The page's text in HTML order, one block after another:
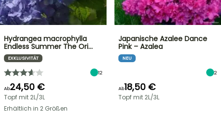
Hydrangea macrophylla
Endless Summer The Ori…
EXKLUSIVITÄT
12
Ab24,50 €
Topf mit 2L/3L
Erhältlich in 2 Größen
Japanische Azalee Dance
Pink – Azalea
NEU
2
Ab18,50 €
Topf mit 2L/3L